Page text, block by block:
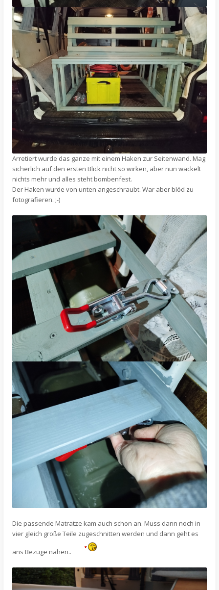
Arretiert wurde das ganze mit einem Haken zur Seitenwand. Mag
sicherlich auf den ersten Blick nicht so wirken, aber nun wackelt
nichts mehr und alles steht bombenfest.
Der Haken wurde von unten angeschraubt. War aber blöd zu
fotografieren. ;-)
Die passende Matratze kam auch schon an. Muss dann noch in
vier gleich große Teile zugeschnitten werden und dann geht es
ans Bezüge nähen..